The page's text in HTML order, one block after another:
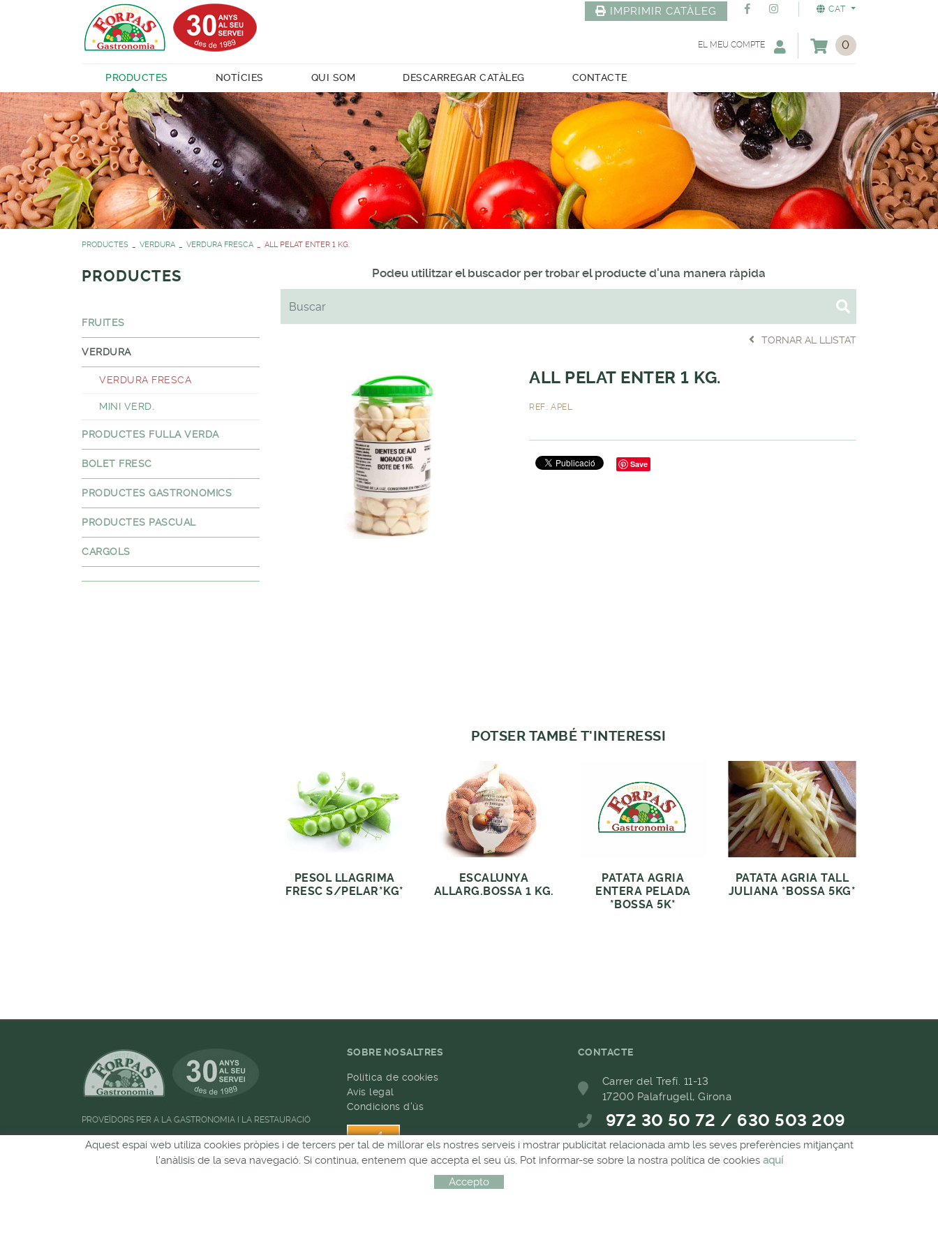
CAT
IMPRIMIR CATÀLEG
0
EL MEU COMPTE
PRODUCTES NOTÍCIES QUI SOM DESCARREGAR CATÀLEG CONTACTE
PRODUCTES VERDURA VERDURA FRESCA ALL PELAT ENTER 1 KG.
PRODUCTES
FRUITES
VERDURA
VERDURA FRESCA
MINI VERD.
PRODUCTES FULLA VERDA
BOLET FRESC
PRODUCTES GASTRONOMICS
PRODUCTES PASCUAL
CARGOLS
Podeu utilitzar el buscador per trobar el producte d'una manera ràpida
TORNAR AL LLISTAT
ALL PELAT ENTER 1 KG.
REF.: APEL
Save
POTSER TAMBÉ T'INTERESSI
PESOL LLAGRIMA
FRESC S/PELAR*KG*
ESCALUNYA
ALLARG.BOSSA 1 KG.
PATATA AGRIA
ENTERA PELADA
*BOSSA 5K*
PATATA AGRIA TALL
JULIANA *BOSSA 5KG*
PROVEÏDORS PER A LA GASTRONOMIA I LA RESTAURACIÓ
Horari d'atenció al públic:de 09:00h a 13:00h
SOBRE NOSALTRES
Política de cookies
Avís legal
Condicions d'ús
CONTACTE
Carrer del Trefí. 11-13
17200 Palafrugell, Girona
972 30 50 72 / 630 503 209
689 657 489
Aquest espai web utiliza cookies pròpies i de tercers per tal de millorar els nostres serveis i mostrar publicitat relacionada amb les seves preferències mitjançant
l'anàlisis de la seva navegació. Si continua, entenem que accepta el seu ús. Pot informar-se sobre la nostra política de cookies aquí
Accepto